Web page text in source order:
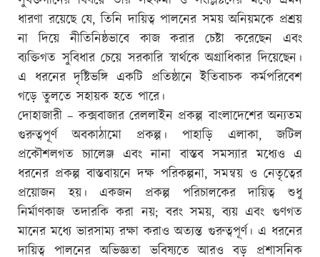
ধারণা রয়েছে যে, তিনি দায়িত্ব পালনের সময় অনিয়মকে প্রশ্রয়
না দিয়ে নীতিনিষ্ঠভাবে কাজ করার চেষ্টা করেছেন এবং
ব্যক্তিগত সুবিধার চেয়ে সরকারি স্বার্থকে অগ্রাধিকার দিয়েছেন।
এ ধরনের দৃষ্টিভঙ্গি একটি প্রতিষ্ঠানে ইতিবাচক কর্মপরিবেশ
গড়ে তুলতে সহায়ক হতে পারে।
দোহাজারী – কক্সবাজার রেললাইন প্রকল্প বাংলাদেশের অন্যতম
গুরুত্বপূর্ণ অবকাঠামো প্রকল্প। পাহাড়ি এলাকা, জটিল
প্রকৌশলগত চ্যালেঞ্জ এবং নানা বাস্তব সমস্যার মধ্যেও এ
ধরনের প্রকল্প বাস্তবায়নে দক্ষ পরিকল্পনা, সমন্বয় ও নেতৃত্বের
প্রয়োজন হয়। একজন প্রকল্প পরিচালকের দায়িত্ব শুধু
নির্মাণকাজ তদারকি করা নয়; বরং সময়, ব্যয় এবং গুণগত
মানের মধ্যে ভারসাম্য রক্ষা করাও অত্যন্ত গুরুত্বপূর্ণ। এ ধরনের
দায়িত্ব পালনের অভিজ্ঞতা ভবিষ্যতে আরও বড় প্রশাসনিক